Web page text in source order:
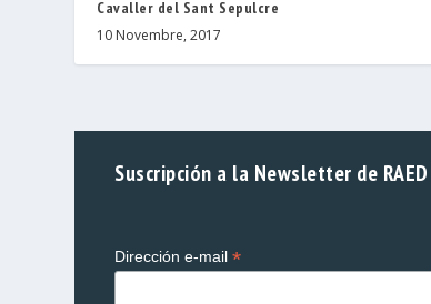
Cavaller del Sant Sepulcre
10 Novembre, 2017
Suscripción a la Newsletter de RAED
Dirección e-mail*